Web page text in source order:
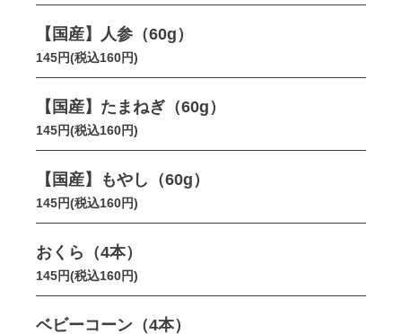
【国産】人参（60g）
145円(税込160円)
【国産】たまねぎ（60g）
145円(税込160円)
【国産】もやし（60g）
145円(税込160円)
おくら（4本）
145円(税込160円)
ベビーコーン（4本）